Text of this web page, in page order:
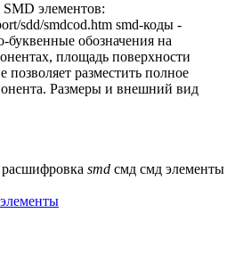
элементов:
sdd/smdcod.htm smd-коды -
обозначения на
площадь поверхности
позволяет разместить полное
Размеры и внешний вид
расшифровка smd смд смд элементы